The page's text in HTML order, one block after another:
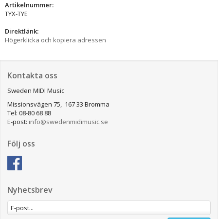
Artikelnummer:
TYX-TYE
Direktlänk:
Högerklicka och kopiera adressen
Kontakta oss
Sweden MIDI Music
Missionsvägen 75, 167 33 Bromma
Tel: 08-80 68 88
E-post: info@swedenmidimusic.se
Följ oss
Nyhetsbrev